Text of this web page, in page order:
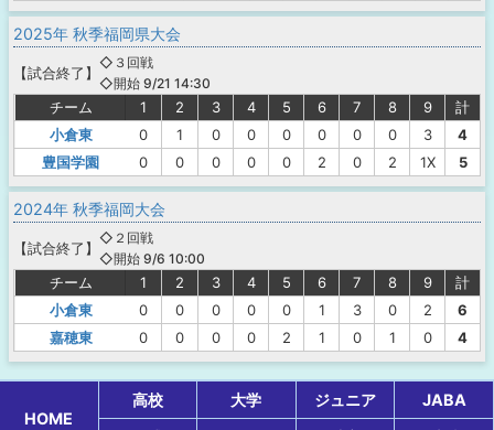
2025年 秋季福岡県大会
【試合終了 】
◇３回戦
◇開始 9/21 14:30
チーム 1 2 3 4 5 6 7 8 9
計
小倉東
0 1 0 0 0 0 0 0 3
4
豊国学園
0 0 0 0 0 2 0 2 1X 5
2024年 秋季福岡大会
【試合終了 】
◇２回戦
◇開始 9/6 10:00
チーム 1 2 3 4 5 6 7 8 9
計
小倉東
0 0 0 0 0 1 3 0 2
6
嘉穂東
0 0 0 0 2 1 0 1 0 4
HOME
高校 大学 ジュニア
JABA